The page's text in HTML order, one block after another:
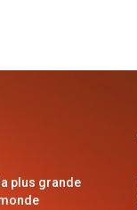
plus grande